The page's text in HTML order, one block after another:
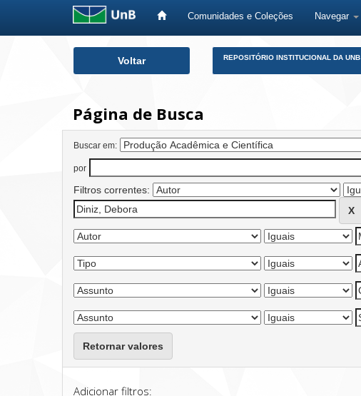
Comunidades e Coleções Navegar
Voltar REPOSITÓRIO INSTITUCIONAL DA UNB
Página de Busca
Buscar em:
por
Filtros correntes:
Retornar valores
Adicionar filtros: